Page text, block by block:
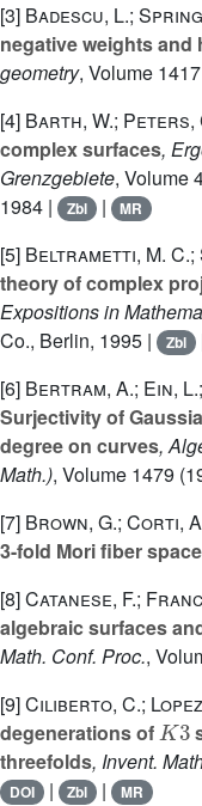
[3] Badescu, L.;
negative weights
geometry, Volume 1417
[4] Barth, W.; Peters,
complex surfaces,
Grenzgebiete, Volume
1984 |
Zbl | MR
[5] Beltrametti, M. C.;
theory of complex
Expositions in
Co., Berlin, 1995 |
Zbl
[6] Bertram, A.; Ein,
Surjectivity of
degree on curves,
Math.), Volume 1479
[7] Brown, G.; Corti,
3-fold Mori fiber
[8]Catanese, F.;
algebraic surfaces
Math. Conf. Proc.,
[9]Ciliberto, C.;
degenerations of
K3
threefolds, Invent.
DOI | Zbl | MR